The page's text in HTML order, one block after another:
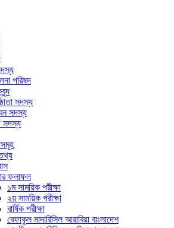
পরিষদ
সদস্য
সদস্য
সদস্য
ফলাফল
১ম সাময়িক পরীক্ষা
২য় সাময়িক পরীক্ষা
বার্ষিক পরীক্ষা
বেফাকুল মাদারিসিল আরাবিয়া বাংলাদেশ